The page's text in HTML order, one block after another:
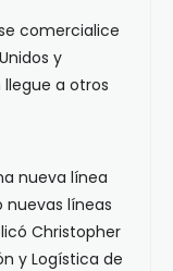
comercialice
y
a otros
nueva línea
líneas
Christopher
y Logística de